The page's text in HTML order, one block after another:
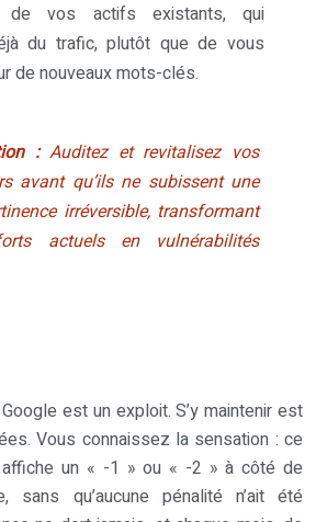
de vos actifs existants, qui
du trafic, plutôt que de vous
de nouveaux mots-clés.
:Auditez et revitalisez vos
avant qu’ils ne subissent une
irréversible, transformant
actuels en vulnérabilités
est un exploit. S’y maintenir est
Vous connaissez la sensation : ce
un « -1 » ou « -2 » à côté de
sans qu’aucune pénalité n’ait été